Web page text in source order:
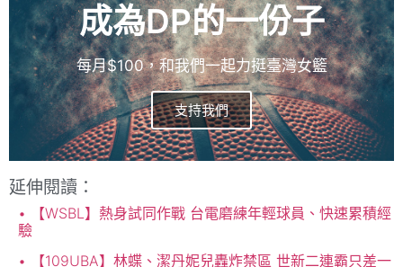
成為DP的一份子
每月$100，和我們一起力挺臺灣女籃
支持我們
延伸閱讀：
【WSBL】熱身試同作戰 台電磨練年輕球員、快速累積經
驗
【109UBA】林蝶、潔丹妮兒轟炸禁區 世新二連霸只差一